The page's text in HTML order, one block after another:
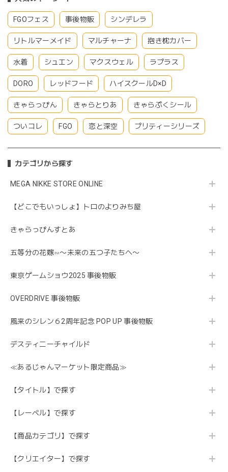
FGOフェス 事後物販 シンデレラ
リトルマーメイド マルチャーナ 抱き枕カバー
水着 シュエン マクスウェル ラプラス
DORO レッドフード ハイスクールD×D
きゃらっぴん きゃらとりあ きゃらぷくシール
ついコレ FGO 恋と深空 プリティーシリーズ
カテゴリから探す
MEGA NIKKE STORE ONLINE
【どこでもいっしょ】トロのよりみち屋
きゃらっぴんすとあ
五等分の花嫁∽〜未来の五つ子たちへ〜
東京ゲームショウ2025 事後物販
OVERDRIVE 事後物販
風来のシレン６2周年記念 POP UP 事後物販
デスティニーチャイルド
≪あるじゃんマーケット限定商品≫
【タイトル】で探す
【レーベル】で探す
【商品カテゴリ】で探す
【クリエイター】で探す